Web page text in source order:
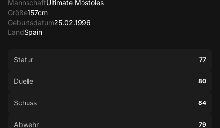
MannschaftUltimate Móstoles
Größe157cm
Geburtsdatum25.02.1996
LandSpain
Statur 77
Duelle 80
Schuss 84
Abwehr 79